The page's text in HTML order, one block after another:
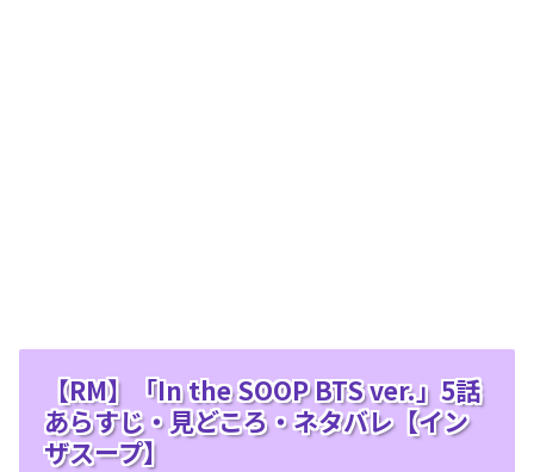
【RM】「In the SOOP BTS ver.」5話
あらすじ・見どころ・ネタバレ【イン
ザスープ】